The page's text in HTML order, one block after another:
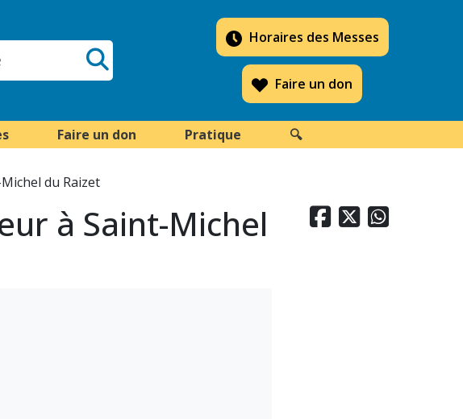
Horaires des Messes
Faire un don
Faire un don Pratique 🔍
du Raizet
  
à Saint-Michel